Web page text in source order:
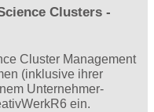
Clusters -
Cluster Management
(inklusive ihrer
Unternehmer-
ein.